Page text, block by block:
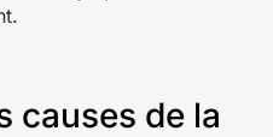
causes de la